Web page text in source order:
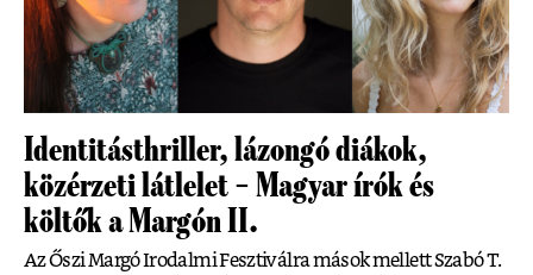
Identitásthriller, lázongó diákok,
közérzeti látlelet – Magyar írók és
költők a Margón II.
Az Őszi Margó Irodalmi Fesztiválra mások mellett Szabó T.